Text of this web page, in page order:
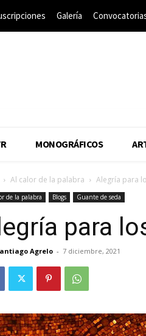
Galería
MONOGRÁFICOS
Al calor de la palabra Alegría para
de la palabra Blogs Guante de seda
para
Agrelo - 7 diciembre, 2021